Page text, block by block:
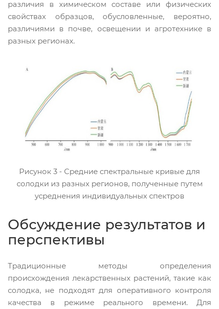
различия в химическом составе или физических
свойствах образцов, обусловленные, вероятно,
различиями в почве, освещении и агротехнике в
разных регионах.
Рисунок 3 - Средние спектральные кривые для
солодки из разных регионов, полученные путем
усреднения индивидуальных спектров
Обсуждение результатов и
перспективы
Традиционные методы определения
происхождения лекарственных растений, такие как
солодка, не подходят для оперативного контроля
качества в режиме реального времени. Для